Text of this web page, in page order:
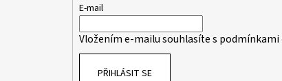
E-mail
Vložením e-mailu souhlasíte s podmínkami
PŘIHLÁSIT SE